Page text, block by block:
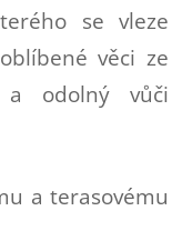
se vleze
věci ze
odolný vůči
a terasovému